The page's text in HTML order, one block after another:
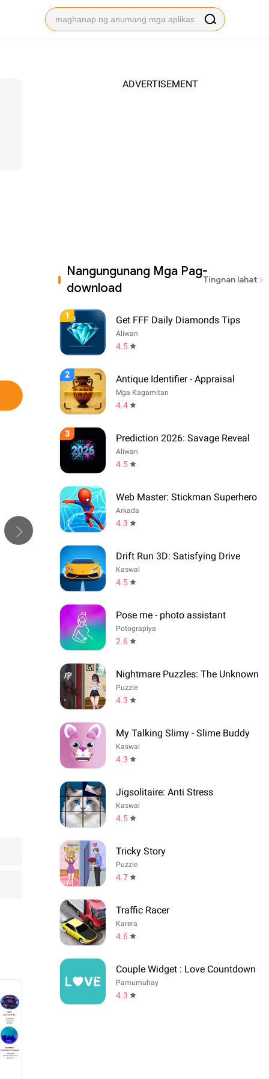
ADVERTISEMENT
Nangungunang Mga Pag-
download
Tingnan lahat
1 Get FFF Daily Diamonds Tips
Aliwan
4.5
2 Antique Identifier - Appraisal
Mga Kagamitan
4.4
3 Prediction 2026: Savage Reveal
Aliwan
4.5
Web Master: Stickman Superhero
Arkada
4.3
Drift Run 3D: Satisfying Drive
Kaswal
4.5
Pose me - photo assistant
Potograpiya
2.6
Nightmare Puzzles: The Unknown
Puzzle
4.3
My Talking Slimy - Slime Buddy
Kaswal
4.3
Jigsolitaire: Anti Stress
Kaswal
4.5
Tricky Story
Puzzle
4.7
Traffic Racer
Karera
4.6
Couple Widget : Love Countdown
Pamumuhay
4.3